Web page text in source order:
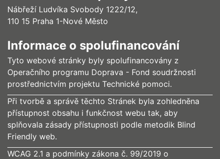
Nábřeží Ludvíka Svobody 1222/12,
110 15 Praha 1-Nové Město
Informace o spolufinancování
Tyto webové stránky byly spolufinancovány z
Operačního programu Doprava - Fond soudržnosti
prostřednictvím projektu Technické pomoci.
Při tvorbě a správě těchto Stránek byla zohledněna
přístupnost obsahu i funkčnost webu tak, aby
splňovala zásady přístupnosti podle metodik Blind
Friendly web.
WCAG 2.1 a podmínky zákona č. 99/2019 o